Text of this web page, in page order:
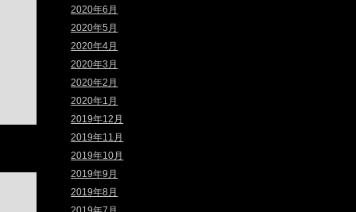
2020年6月
2020年5月
2020年4月
2020年3月
2020年2月
2020年1月
2019年12月
2019年11月
2019年10月
2019年9月
2019年8月